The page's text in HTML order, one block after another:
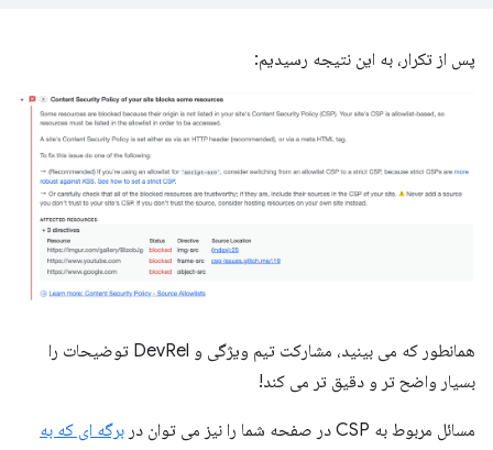
پس از تکرار، به این نتیجه رسیدیم:
همانطور که می بینید، مشارکت تیم ویژگی و DevRel توضیحات را
بسیار واضح تر و دقیق تر می کند!
مسائل مربوط به CSP در صفحه شما را نیز می توان در برگه ای که به